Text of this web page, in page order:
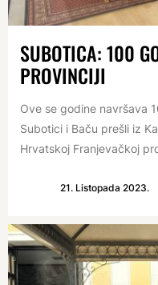
SUBOTICA: 100
PROVINCIJI
Ove se godine navršava
Subotici i Baču prešli iz
Hrvatskoj Franjevačkoj
21. Listopada 2023.